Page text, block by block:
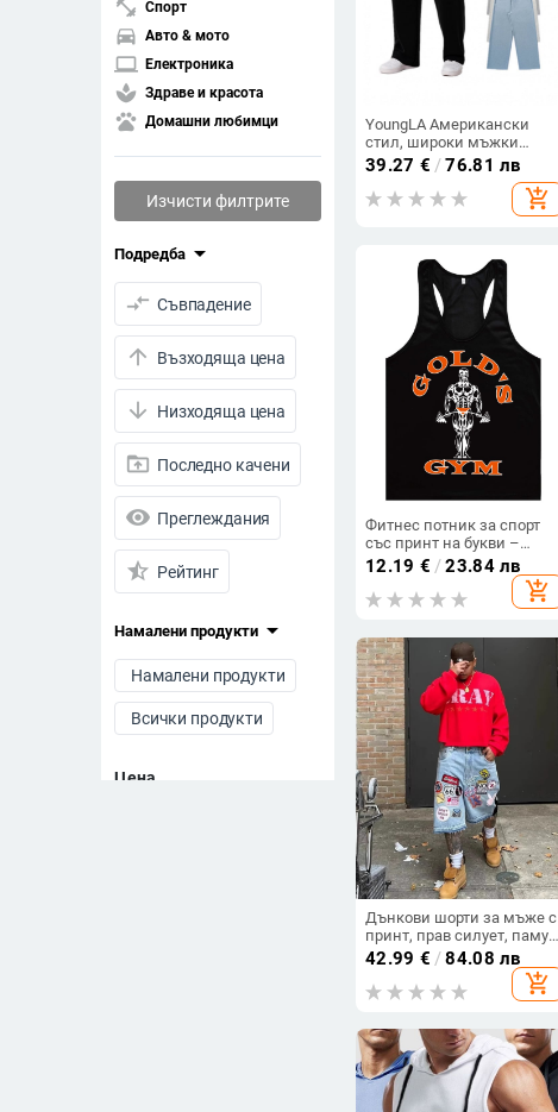
fitness_center Спорт
directions_car Авто & мото
laptop Електроника
spa Здраве и красота
pets Домашни любимци
Изчисти филтрите
Подредба arrow_drop_down
compare_arrows Съвпадение
arrow_upward Възходяща цена
arrow_downward Низходяща цена
drive_folder_upload Последно качени
visibility Преглеждания
star_half Рейтинг
Намалени продукти arrow_drop_down
Намалени продукти
Всички продукти
Цена
YoungLA Американски
стил, широки мъжки
памучни спортни
панталони
39.27 € /76.81 лв
add_shopping_cart
Фитнес потник за спорт
със принт на букви –
полиестер, тънък
материал
12.19 € /23.84 лв
add_shopping_cart
Дънкови шорти за мъже с
принт, прав силует, памук
30–50%, за всички сезони
42.99 € /84.08 лв
add_shopping_cart